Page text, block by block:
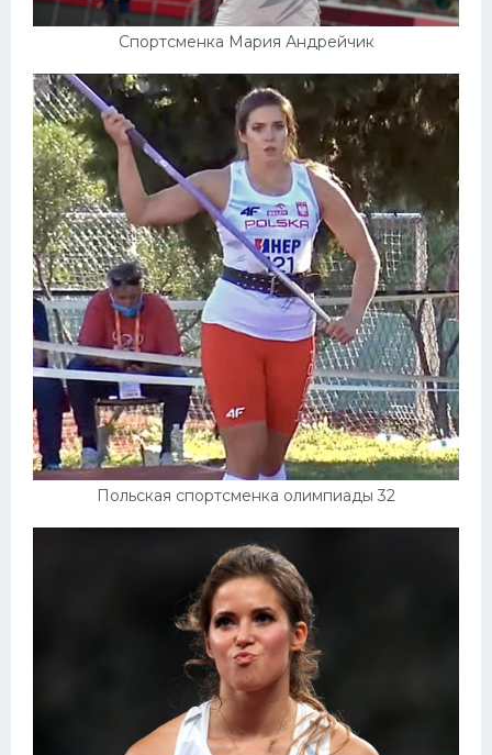
Спортсменка Мария Андрейчик
Польская спортсменка олимпиады 32